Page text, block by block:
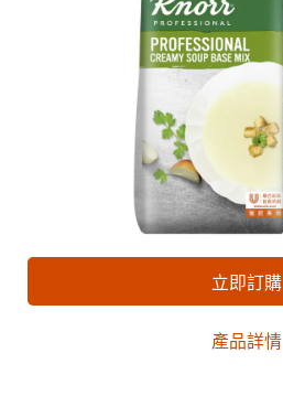
立即訂購
產品詳情